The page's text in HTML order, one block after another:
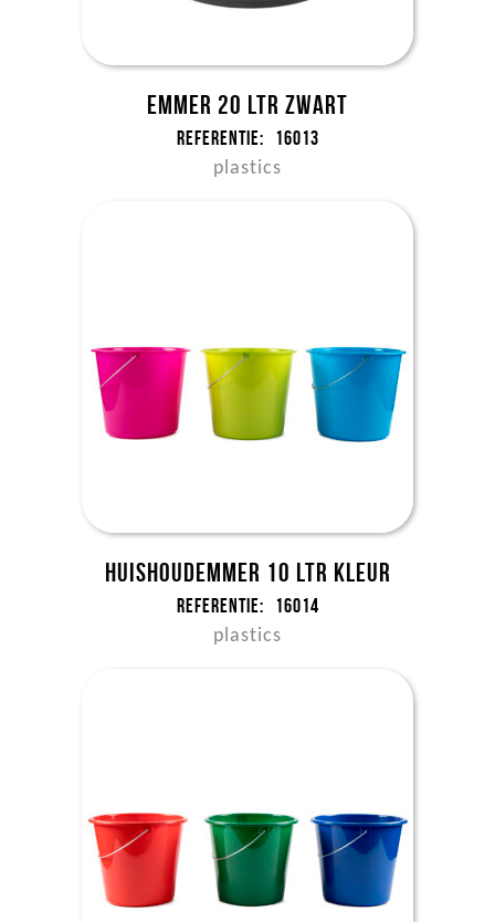
Emmer 20 ltr zwart
Referentie: 16013
plastics
Huishoudemmer 10 ltr kleur
Referentie: 16014
plastics